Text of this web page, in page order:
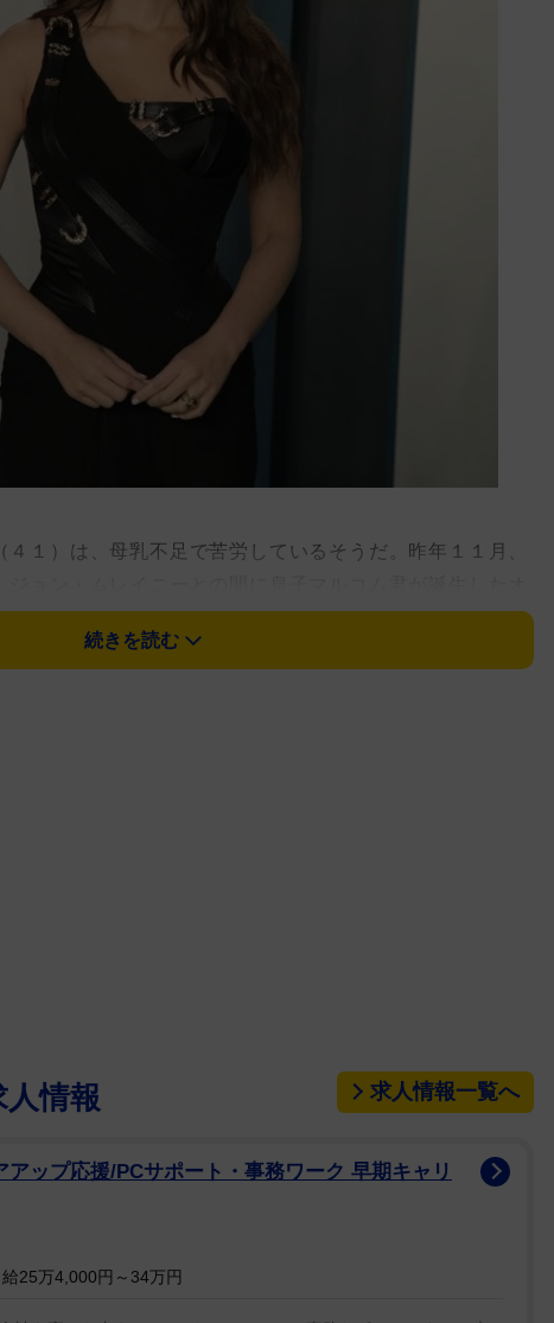
１）は、母乳不足で苦労しているそうだ。昨年１１月、
めにしている様々な努力を明かした。
続きを読む
情報 求人情報一覧へ
ップ応援/PCサポート・事務ワーク 早期キャリ
25万4,000円～34万円